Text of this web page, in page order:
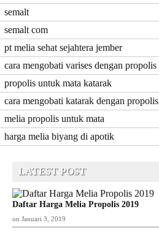
semalt
semalt com
pt melia sehat sejahtera jember
cara mengobati varises dengan propolis
propolis untuk mata katarak
cara mengobati katarak dengan propolis
melia propolis untuk mata
harga melia biyang di apotik
LATEST POST
Daftar Harga Melia Propolis 2019
on Januari 3, 2019